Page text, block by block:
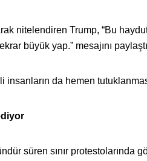
nitelendiren Trump, “Bu
büyük yap.” mesajını
insanların da hemen
süren sınır protestolarında